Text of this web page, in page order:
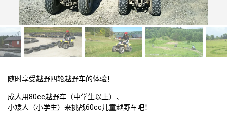
随时享受越野四轮越野车的体验！
成人用80cc越野车（中学生以上）、
小矮人（小学生）来挑战60cc儿童越野车吧！